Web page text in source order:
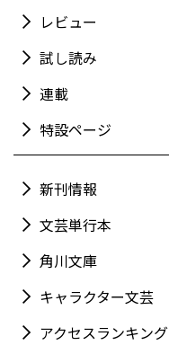
レビュー
試し読み
連載
特設ページ
新刊情報
文芸単行本
角川文庫
キャラクター文芸
アクセスランキング